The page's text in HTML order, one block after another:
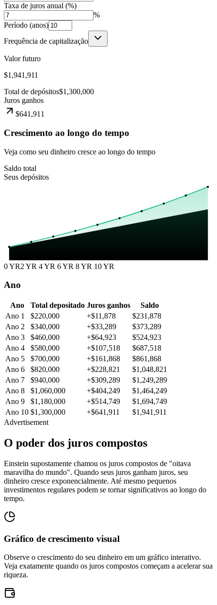
Taxa de juros anual (%)
%
Período (anos)
Frequência de capitalização
Valor futuro
$1,941,911
Total de depósitos$1,300,000
Juros ganhos
$641,911
Crescimento ao longo do tempo
Veja como seu dinheiro cresce ao longo do tempo
Saldo total
Seus depósitos
0 YR2 YR 4 YR 6 YR 8 YR 10 YR
Ano
Ano Total depositado Juros ganhos
Saldo
Ano 1
$220,000 +$11,878
$231,878
Ano 2
$340,000 +$33,289
$373,289
Ano 3
$460,000 +$64,923
$524,923
Ano 4
$580,000 +$107,518
$687,518
Ano 5
$700,000 +$161,868
$861,868
Ano 6
$820,000 +$228,821
$1,048,821
Ano 7
$940,000 +$309,289
$1,249,289
Ano 8
$1,060,000 +$404,249
$1,464,249
Ano 9
$1,180,000 +$514,749
$1,694,749
Ano 10 $1,300,000 +$641,911
$1,941,911
Advertisement
O poder dos juros compostos
Einstein supostamente chamou os juros compostos de "oitava
maravilha do mundo". Quando seus juros ganham juros, seu
dinheiro cresce exponencialmente. Até mesmo pequenos
investimentos regulares podem se tornar significativos ao longo do
tempo.
Gráfico de crescimento visual
Observe o crescimento do seu dinheiro em um gráfico interativo.
Veja exatamente quando os juros compostos começam a acelerar sua
riqueza.